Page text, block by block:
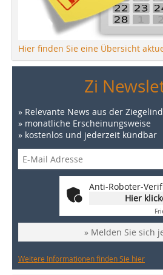
Hier finden Sie eine Übersicht
Zi
» Relevante News aus der
» monatliche Erscheinungsweise
» kostenlos und jederzeit kündbar
Anti-Roboter-
Hier
» Melden Sie sich
Weitere Informationen finden Sie hier